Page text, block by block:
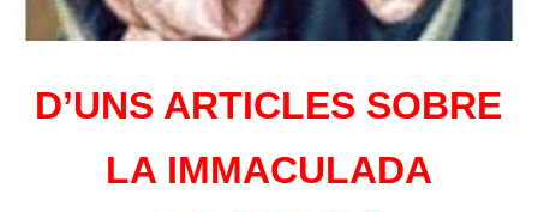
D’UNS ARTICLES SOBRE
LA IMMACULADA